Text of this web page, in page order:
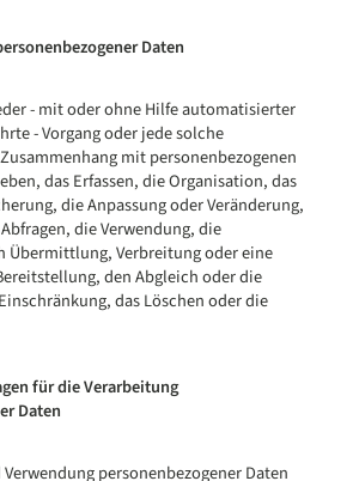
Daten
- mit oder ohne Hilfe automatisierter
- Vorgang oder jede solche
mit personenbezogenen
das Erfassen, die Organisation, das
die Anpassung oder Veränderung,
die Verwendung, die
Übermittlung, Verbreitung oder eine
den Abgleich oder die
das Löschen oder die
für die Verarbeitung
Daten
personenbezogener Daten